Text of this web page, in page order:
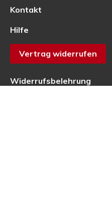
Kontakt
Hilfe
Vertrag widerrufen
Widerrufsbelehrung